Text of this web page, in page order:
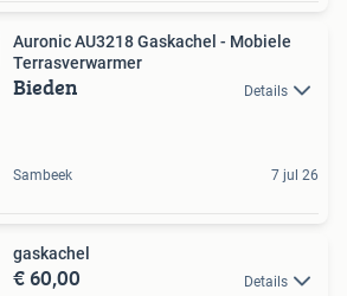
Auronic AU3218 Gaskachel - Mobiele
Terrasverwarmer
Bieden Details
Sambeek 7 jul 26
gaskachel
€ 60,00 Details